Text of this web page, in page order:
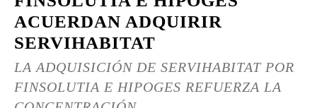
ACUERDAN ADQUIRIR
SERVIHABITAT
LA ADQUISICIÓN DE SERVIHABITAT POR
FINSOLUTIA E HIPOGES REFUERZA LA